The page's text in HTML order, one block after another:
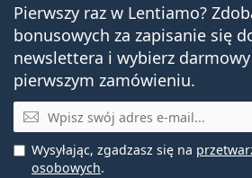
Pierwszy raz w Lentiamo?
bonusowych za zapisanie się
newslettera i wybierz
pierwszym zamówieniu.
E-mail
Wysyłając, zgadzasz się na
osobowych.